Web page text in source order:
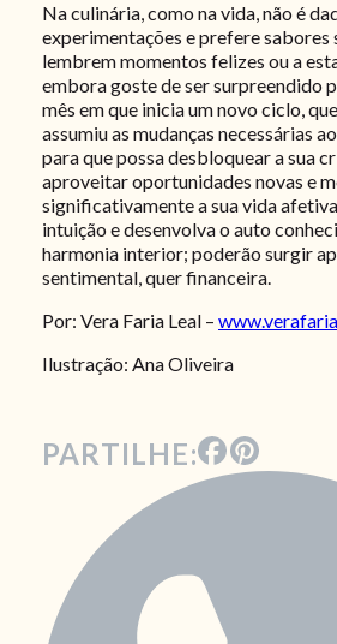
Na culinária, como na vida, não é
experimentações e prefere sabores
lembrem momentos felizes ou a
embora goste de ser surpreendido
mês em que inicia um novo ciclo,
assumiu as mudanças necessárias
para que possa desbloquear a sua
aproveitar oportunidades novas e
significativamente a sua vida
intuição e desenvolva o auto
harmonia interior; poderão surgir
sentimental, quer financeira.
Por: Vera Faria Leal –
Ilustração: Ana Oliveira
PARTILHE: